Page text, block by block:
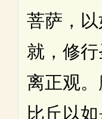
菩萨，
就，修
离正观
比丘以